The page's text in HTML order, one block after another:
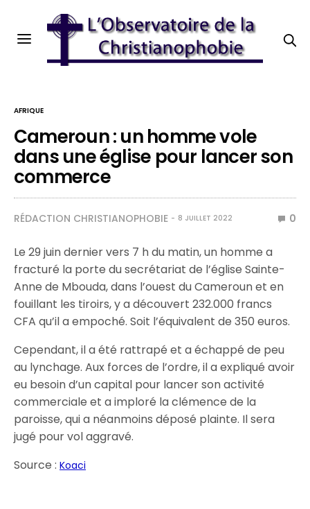
AFRIQUE
Cameroun : un homme vole
dans une église pour lancer son
commerce
RÉDACTION CHRISTIANOPHOBIE 8 JUILLET 2022 0
Le 29 juin dernier vers 7 h du matin, un homme a
fracturé la porte du secrétariat de l’église Sainte-
Anne de Mbouda, dans l’ouest du Cameroun et en
fouillant les tiroirs, y a découvert 232.000 francs
CFA qu’il a empoché. Soit l’équivalent de 350 euros.
Cependant, il a été rattrapé et a échappé de peu
au lynchage. Aux forces de l’ordre, il a expliqué avoir
eu besoin d’un capital pour lancer son activité
commerciale et a imploré la clémence de la
paroisse, qui a néanmoins déposé plainte. Il sera
jugé pour vol aggravé.
Source :Koaci